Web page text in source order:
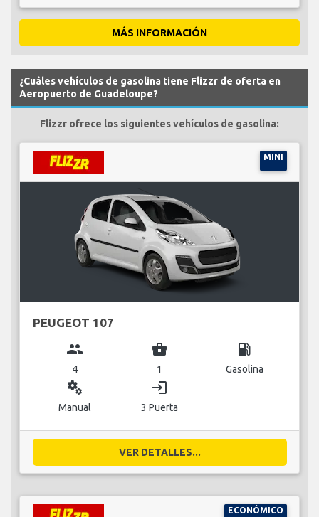
MÁS INFORMACIÓN
¿Cuáles vehículos de gasolina tiene Flizzr de oferta en
Aeropuerto de Guadeloupe?
Flizzr ofrece los siguientes vehículos de gasolina:
MINI
PEUGEOT 107
group
4
business_center
1
local_gas_station
Gasolina
miscellaneous_services
Manual
login
3 Puerta
VER DETALLES...
ECONÓMICO